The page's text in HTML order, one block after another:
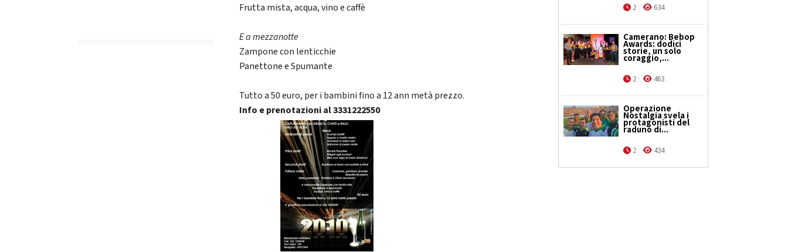
Frutta mista, acqua, vino e caffè
E a mezzanotte
Zampone con lenticchie
Panettone e Spumante
Tutto a 50 euro, per i bambini fino a 12 ann metà prezzo.
Info e prenotazioni al 3331222550
2 634
Camerano: Bebop
Awards: dodici
storie, un solo
coraggio,...
2 463
Operazione
Nostalgia svela i
protagonisti del
raduno di...
2 434